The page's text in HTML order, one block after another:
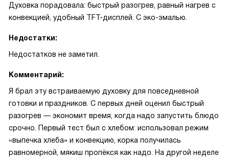
Духовка порадовала: быстрый разогрев, равный нагрев с
конвекцией, удобный TFT-дисплей. С эко-эмалью.
Недостатки:
Недостатков не заметил.
Комментарий:
Я брал эту встраиваемую духовку для повседневной
готовки и праздников. С первых дней оценил быстрый
разогрев — экономит время, когда надо запустить блюдо
срочно. Первый тест был с хлебом: использовал режим
«выпечка хлеба» и конвекцию, корка получилась
равномерной, мякиш пропёкся как надо. На другой неделе